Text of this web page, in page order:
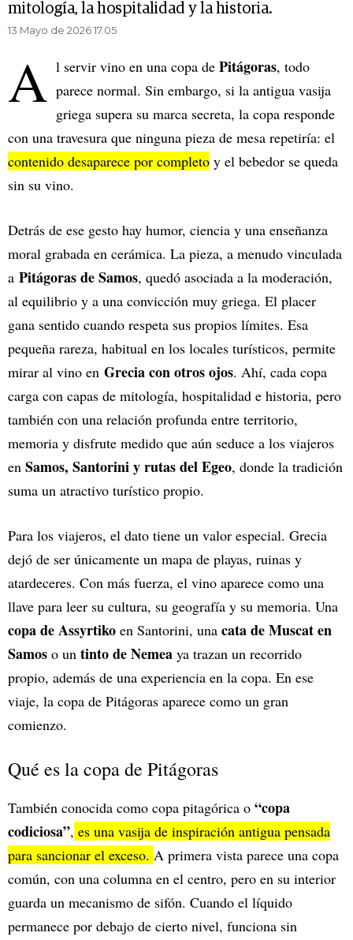
mitología, la hospitalidad y la historia.
13 Mayo de 2026 17.05
A l servir vino en una copa de Pitágoras, todo
parece normal. Sin embargo, si la antigua vasija
griega supera su marca secreta, la copa responde
con una travesura que ninguna pieza de mesa repetiría: el
contenido desaparece por completo y el bebedor se queda
sin su vino.
Detrás de ese gesto hay humor, ciencia y una enseñanza
moral grabada en cerámica. La pieza, a menudo vinculada
a Pitágoras de Samos, quedó asociada a la moderación,
al equilibrio y a una convicción muy griega. El placer
gana sentido cuando respeta sus propios límites. Esa
pequeña rareza, habitual en los locales turísticos, permite
mirar al vino en Grecia con otros ojos. Ahí, cada copa
carga con capas de mitología, hospitalidad e historia, pero
también con una relación profunda entre territorio,
memoria y disfrute medido que aún seduce a los viajeros
en Samos, Santorini y rutas del Egeo, donde la tradición
suma un atractivo turístico propio.
Para los viajeros, el dato tiene un valor especial. Grecia
dejó de ser únicamente un mapa de playas, ruinas y
atardeceres. Con más fuerza, el vino aparece como una
llave para leer su cultura, su geografía y su memoria. Una
copa de Assyrtiko en Santorini, una cata de Muscat en
Samos o un tinto de Nemea ya trazan un recorrido
propio, además de una experiencia en la copa. En ese
viaje, la copa de Pitágoras aparece como un gran
comienzo.
Qué es la copa de Pitágoras
También conocida como copa pitagórica o “copa
codiciosa”, es una vasija de inspiración antigua pensada
para sancionar el exceso. A primera vista parece una copa
común, con una columna en el centro, pero en su interior
guarda un mecanismo de sifón. Cuando el líquido
permanece por debajo de cierto nivel, funciona sin